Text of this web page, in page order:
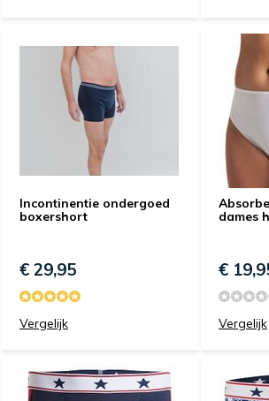
Incontinentie ondergoed
boxershort
€ 29,95
Vergelijk
dames
€
Vergelijk